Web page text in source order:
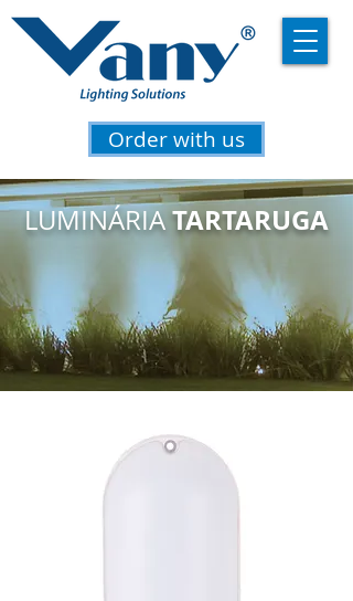
Order with us
LUMINÁRIATARTARUGA